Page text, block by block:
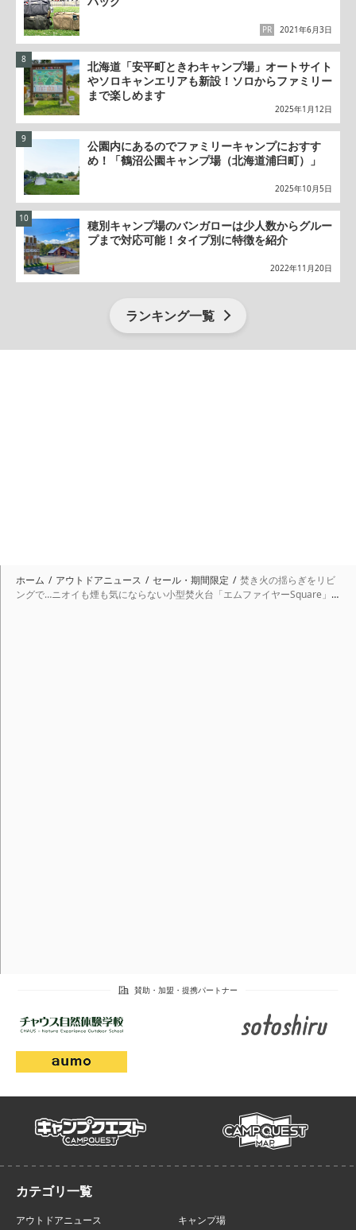
2021年6月3日
PR
北海道「安平町ときわキャンプ場」オートサイト
やソロキャンエリアも新設！ソロからファミリー
まで楽しめます
2025年1月12日
公園内にあるのでファミリーキャンプにおすす
め！「鶴沼公園キャンプ場（北海道浦臼町）」
2025年10月5日
穂別キャンプ場のバンガローは少人数からグルー
プまで対応可能！タイプ別に特徴を紹介
2022年11月20日
ランキング一覧
ホーム アウトドアニュース セール・期間限定
焚き火の揺らぎをリビ
ングで…ニオイも煙も気にならない小型焚火台「エムファイヤーSquare」
campquest campmap
アウトドアニュース キャンプ場